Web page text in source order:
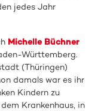
jedes Jahr
Michelle Büchner
Württemberg.
(Thüringen)
damals war es ihr
Kindern zu
Krankenhaus, in